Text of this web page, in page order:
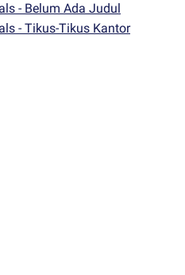
- Belum Ada Judul
- Tikus-Tikus Kantor